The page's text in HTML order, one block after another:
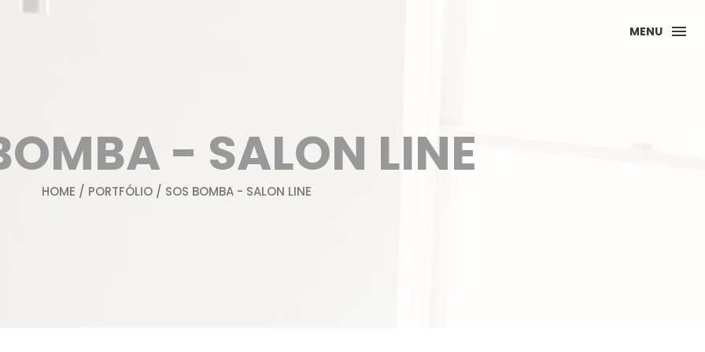
MENU
- SALON LINE
HOME / PORTFÓLIO/ SOS BOMBA - SALON LINE